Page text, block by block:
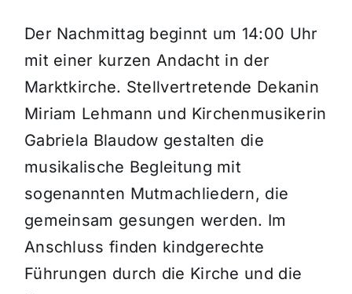
Der Nachmittag beginnt um 14:00 Uhr
mit einer kurzen Andacht in der
Marktkirche. Stellvertretende Dekanin
Miriam Lehmann und Kirchenmusikerin
Gabriela Blaudow gestalten die
musikalische Begleitung mit
sogenannten Mutmachliedern, die
gemeinsam gesungen werden. Im
Anschluss finden kindgerechte
Führungen durch die Kirche und die